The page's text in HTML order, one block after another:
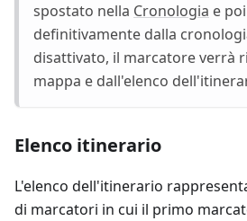
spostato nella Cronologia e
definitivamente dalla
disattivato, il marcatore verrà
mappa e dall'elenco
Elenco itinerario
L'elenco dell'itinerario
di marcatori in cui il primo